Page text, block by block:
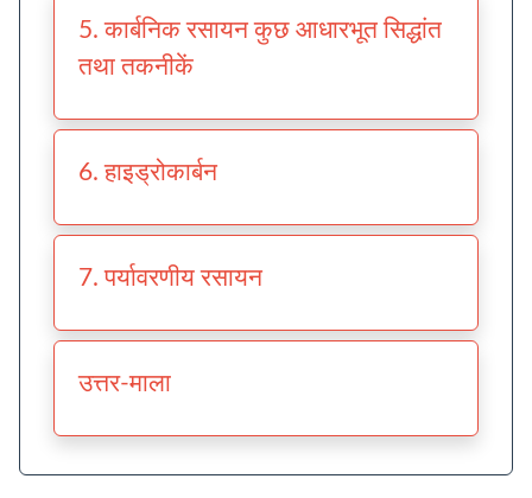
5. कार्बनिक रसायन कुछ आधारभूत सिद्धांत
तथा तकनीकें
6. हाइड्रोकार्बन
7. पर्यावरणीय रसायन
उत्तर-माला